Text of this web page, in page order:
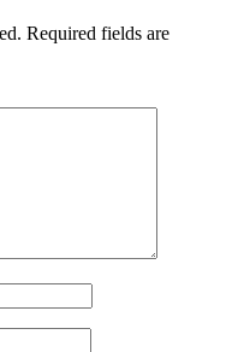
Required fields are